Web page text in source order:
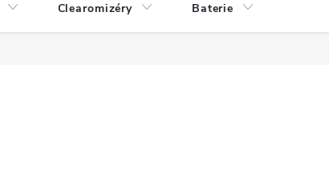
Clearomizéry Baterie